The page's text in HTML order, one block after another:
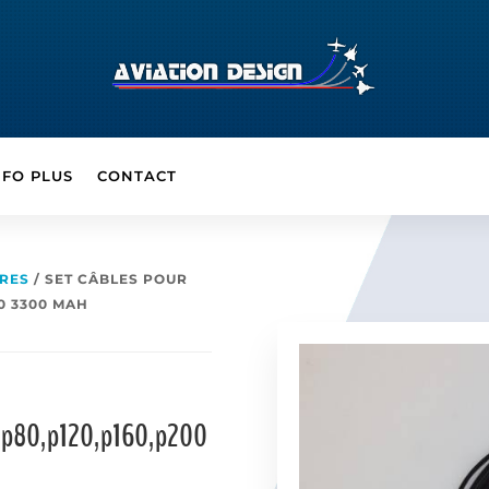
PLUS CONTACT
/ SET CÂBLES POUR
3300 MAH